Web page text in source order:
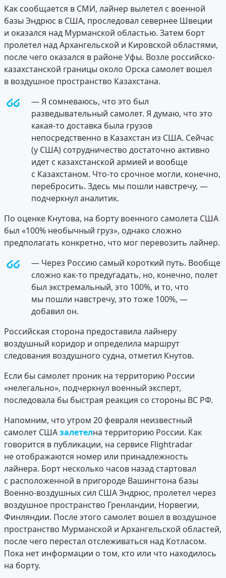
Как сообщается в СМИ, лайнер вылетел с военной
базы Эндрюс в США, проследовал севернее Швеции
и оказался над Мурманской областью. Затем борт
пролетел над Архангельской и Кировской областями,
после чего оказался в районе Уфы. Возле российско-
казахстанской границы около Орска самолет вошел
в воздушное пространство Казахстана.
— Я сомневаюсь, что это был
разведывательный самолет. Я думаю, что это
какая-то доставка была грузов
непосредственно в Казахстан из США. Сейчас
(у США) сотрудничество достаточно активно
идет с казахстанской армией и вообще
с Казахстаном. Что-то срочное могли, конечно,
перебросить. Здесь мы пошли навстречу, —
подчеркнул аналитик.
По оценке Кнутова, на борту военного самолета США
был «100% необычный груз», однако сложно
предполагать конкретно, что мог перевозить лайнер.
— Через Россию самый короткий путь. Вообще
сложно как-то предугадать, но, конечно, полет
был экстремальный, это 100%, и то, что
мы пошли навстречу, это тоже 100%, —
добавил он.
Российская сторона предоставила лайнеру
воздушный коридор и определила маршрут
следования воздушного судна, отметил Кнутов.
Если бы самолет проник на территорию России
«нелегально», подчеркнул военный эксперт,
последовала бы быстрая реакция со стороны ВС РФ.
Напомним, что утром 20 февраля неизвестный
самолет СШАзалетелна территорию России. Как
говорится в публикации, на сервисе Flightradar
не отображаются номер или принадлежность
лайнера. Борт несколько часов назад стартовал
с расположенной в пригороде Вашингтона базы
Военно-воздушных сил США Эндрюс, пролетел через
воздушное пространство Гренландии, Норвегии,
Финляндии. После этого самолет вошел в воздушное
пространство Мурманской и Архангельской областей,
после чего перестал отслеживаться над Котласом.
Пока нет информации о том, кто или что находилось
на борту.